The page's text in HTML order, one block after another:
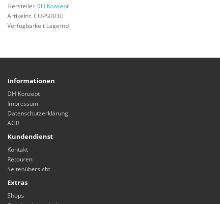
Hersteller DH Konzept
Artikelnr. CUPS0030
Verfügbarkeit Lagernd
Informationen
DH Konzept
Impressum
Datenschutzerklärung
AGB
Kundendienst
Kontakt
Retouren
Seitenübersicht
Extras
Shops